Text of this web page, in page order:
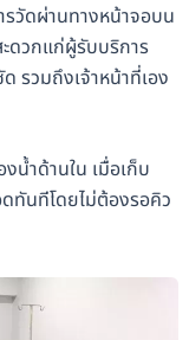
รวัดผ่านทางหน้าจอบน
ดวกแก่ผู้รับบริการ
รวมถึงเจ้าหน้าที่เอง
งน้ำด้านใน เมื่อเก็บ
อดทันทีโดยไม่ต้องรอคิว